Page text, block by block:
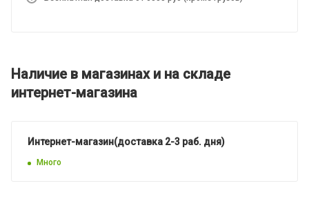
Наличие в магазинах и на складе
интернет-магазина
Интернет-магазин(доставка 2-3 раб. дня)
Много